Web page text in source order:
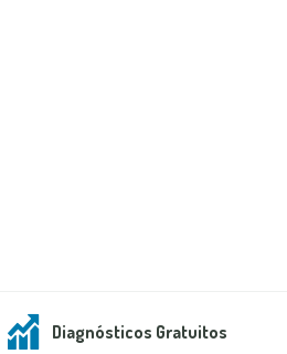
Diagnósticos Gratuitos